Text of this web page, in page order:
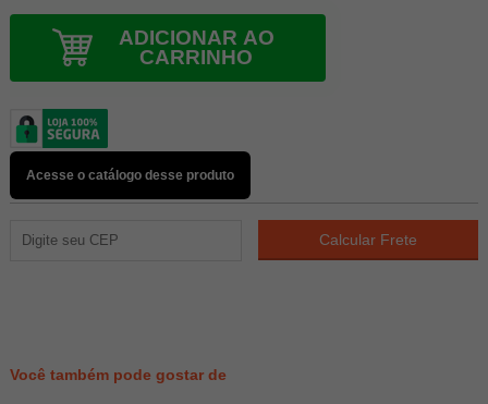
ADICIONAR AO
CARRINHO
Acesse o catálogo desse produto
Você também pode gostar de